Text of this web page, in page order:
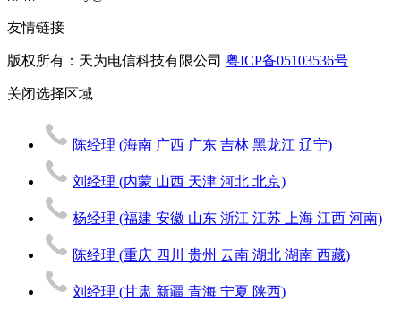
友情链接
版权所有：天为电信科技有限公司 粤ICP备05103536号
关闭选择区域
陈经理 (海南 广西 广东 吉林 黑龙江 辽宁)
刘经理 (内蒙 山西 天津 河北 北京)
杨经理 (福建 安徽 山东 浙江 江苏 上海 江西 河南)
陈经理 (重庆 四川 贵州 云南 湖北 湖南 西藏)
刘经理 (甘肃 新疆 青海 宁夏 陕西)